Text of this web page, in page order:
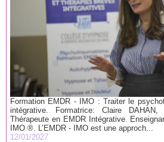
Formation EMDR - IMO : Traiter le
intégrative. Formatrice: Claire DAHAN,
Thérapeute en EMDR Intégrative.
IMO ®. L’EMDR - IMO est une approch...
12/01/2027